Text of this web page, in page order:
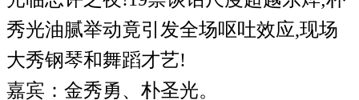
秀光油腻举动竟引发全场呕吐效应,现场
大秀钢琴和舞蹈才艺!
嘉宾：金秀勇、朴圣光。